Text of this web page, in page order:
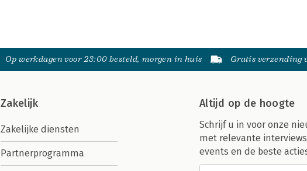
Op werkdagen voor 23:00 besteld, morgen in huis Gratis verzending
Zakelijk
Zakelijke diensten
Partnerprogramma
Altijd op de hoogte
Schrijf u in voor onze
met relevante
events en de beste